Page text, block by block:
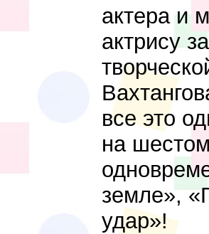
актера и
актрису
все это
на
земле»,
удар»!